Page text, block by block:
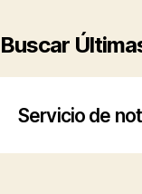
Buscar
Servicio de